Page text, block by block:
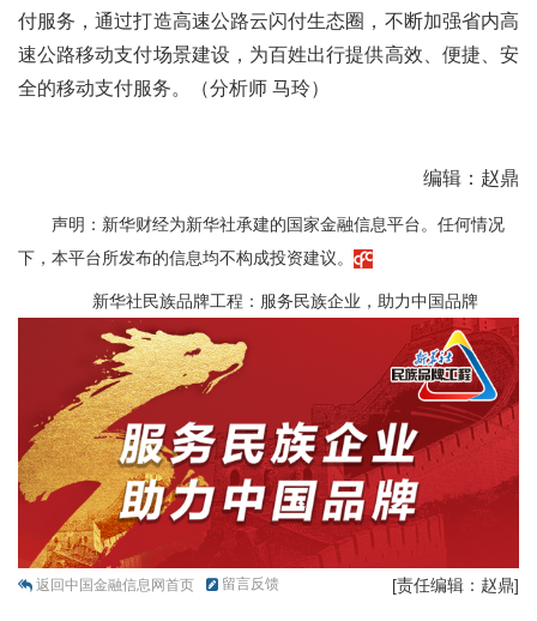
付服务，通过打造高速公路云闪付生态圈，不断加强省内高
速公路移动支付场景建设，为百姓出行提供高效、便捷、安
全的移动支付服务。（分析师 马玲）
编辑：赵鼎
声明：新华财经为新华社承建的国家金融信息平台。任何情况
下，本平台所发布的信息均不构成投资建议。
新华社民族品牌工程：服务民族企业，助力中国品牌
返回中国金融信息网首页 留言反馈 [责任编辑：赵鼎]